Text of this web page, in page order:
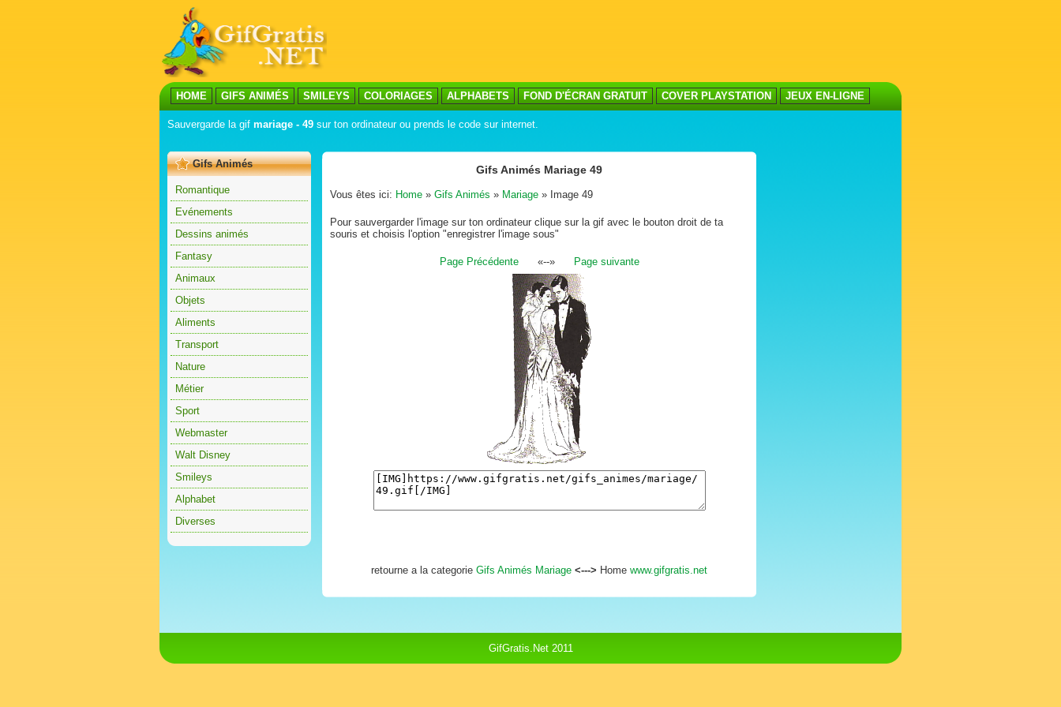
HOME GIFS ANIMÉS SMILEYS COLORIAGES ALPHABETS FOND D'ÉCRAN GRATUIT COVER PLAYSTATION JEUX EN-LIGNE
Sauvergarde la gif mariage - 49 sur ton ordinateur ou prends le code sur internet.
Gifs Animés
Romantique
Evénements
Dessins animés
Fantasy
Animaux
Objets
Aliments
Transport
Nature
Métier
Sport
Webmaster
Walt Disney
Smileys
Alphabet
Diverses
Gifs Animés Mariage 49
Vous êtes ici: Home » Gifs Animés » Mariage » Image 49
Pour sauvergarder l'image sur ton ordinateur clique sur la gif avec le bouton droit de ta
souris et choisis l'option "enregistrer l'image sous"
Page Précédente«--» Page suivante
retourne a la categorie Gifs Animés Mariage <---> Home www.gifgratis.net
GifGratis.Net 2011